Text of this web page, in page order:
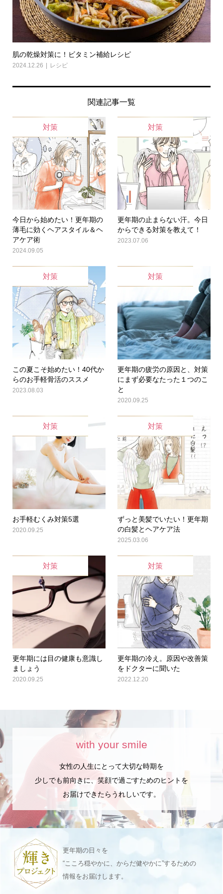
肌の乾燥対策に！ビタミン補給レシピ
2024.12.26 レシピ
関連記事一覧
対策
今日から始めたい！更年期の
薄毛に効くヘアスタイル＆ヘ
アケア術
2024.09.05
対策
更年期の止まらない汗。今日
からできる対策を教えて！
2023.07.06
対策
この夏こそ始めたい！40代か
らのお手軽骨活のススメ
2023.08.03
対策
更年期の疲労の原因と、対策
にまず必要なたった１つのこ
と
2020.09.25
対策
お手軽むくみ対策5選
2020.09.25
対策
ずっと美髪でいたい！更年期
の白髪とヘアケア法
2025.03.06
対策
更年期には目の健康も意識し
ましょう
2020.09.25
対策
更年期の冷え。原因や改善策
をドクターに聞いた
2022.12.20
with your smile
女性の人生にとって大切な時期を
少しでも前向きに、笑顔で過ごすためのヒントを
お届けできたらうれしいです。
更年期の日々を
“こころ穏やかに、からだ健やかに”するための
情報をお届けします。